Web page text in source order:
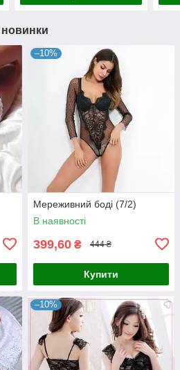
новинки
–10%
Мереживний боді (7/2)
В наявності
399,60 ₴ 444 ₴
Купити
–10%